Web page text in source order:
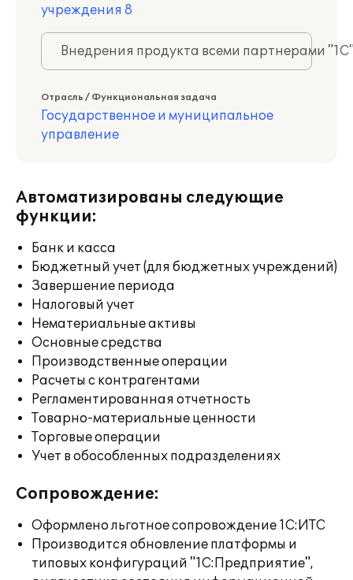
учреждения 8
Внедрения продукта всеми партнерами
Отрасль / Функциональная задача
Государственное и муниципальное
управление
Автоматизированы следующие
функции:
Банк и касса
Бюджетный учет (для бюджетных учреждений)
Завершение периода
Налоговый учет
Нематериальные активы
Основные средства
Производственные операции
Расчеты с контрагентами
Регламентированная отчетность
Товарно-материальные ценности
Торговые операции
Учет в обособленных подразделениях
Сопровождение:
Оформлено льготное сопровождение 1С:ИТС
Производится обновление платформы и
типовых конфигураций "1С:Предприятие",